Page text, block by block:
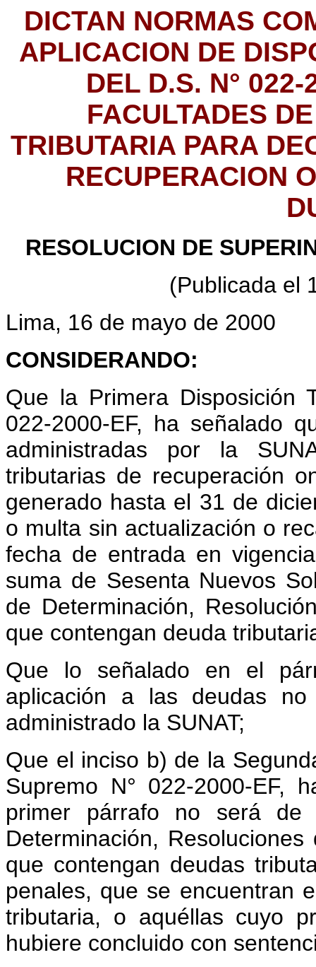
DICTAN NORMAS
APLICACION DE
DEL D.S. N°
FACULTADES
TRIBUTARIA PARA
RECUPERACION
RESOLUCION DE
(Publicada el
Lima, 16 de mayo de 2000
CONSIDERANDO:
Que la Primera Disposición
022-2000-EF, ha señalado
administradas por la
tributarias de recuperación
generado hasta el 31 de
o multa sin actualización o
fecha de entrada en
suma de Sesenta Nuevos
de Determinación,
que contengan deuda
Que lo señalado en el
aplicación a las deudas
administrado la SUNAT;
Que el inciso b) de la
Supremo N° 022-2000-EF,
primer párrafo no será de
Determinación,
que contengan deudas
penales, que se encuentran
tributaria, o aquéllas cuyo
hubiere concluido con